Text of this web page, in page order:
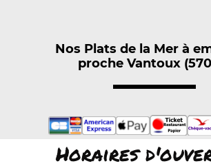
Nos Plats de la Mer à
proche Vantoux
Horaires